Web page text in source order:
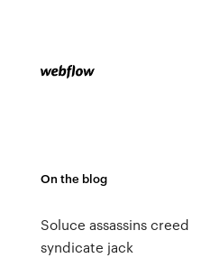
On the blog
Soluce assassins creed
syndicate jack